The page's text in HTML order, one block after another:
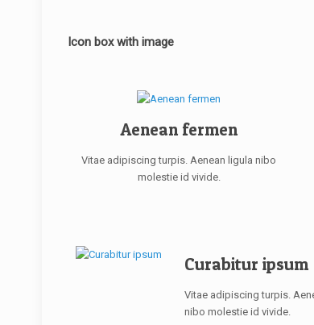
Icon box with image
Aenean fermen
Vitae adipiscing turpis. Aenean ligula nibo
molestie id vivide.
Curabitur ipsum
Vitae adipiscing turpis.
nibo molestie id vivide.